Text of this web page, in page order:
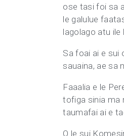
ose tasi foi sa
le galulue
lagolago atu ile
Sa foai ai e sui
sauaina, ae sa
Faaalia e le
tofiga sinia ma
taumafai ai e
O le sui